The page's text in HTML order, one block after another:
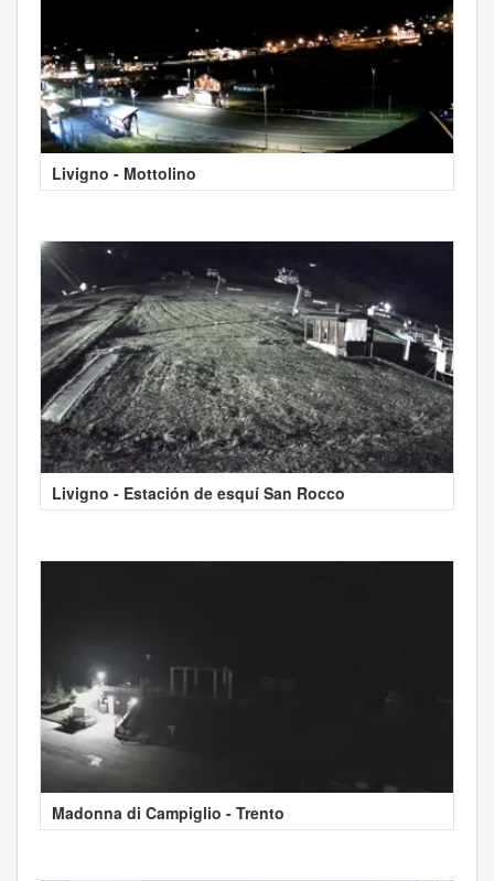
Livigno - Mottolino
Livigno - Estación de esquí San Rocco
Madonna di Campiglio - Trento